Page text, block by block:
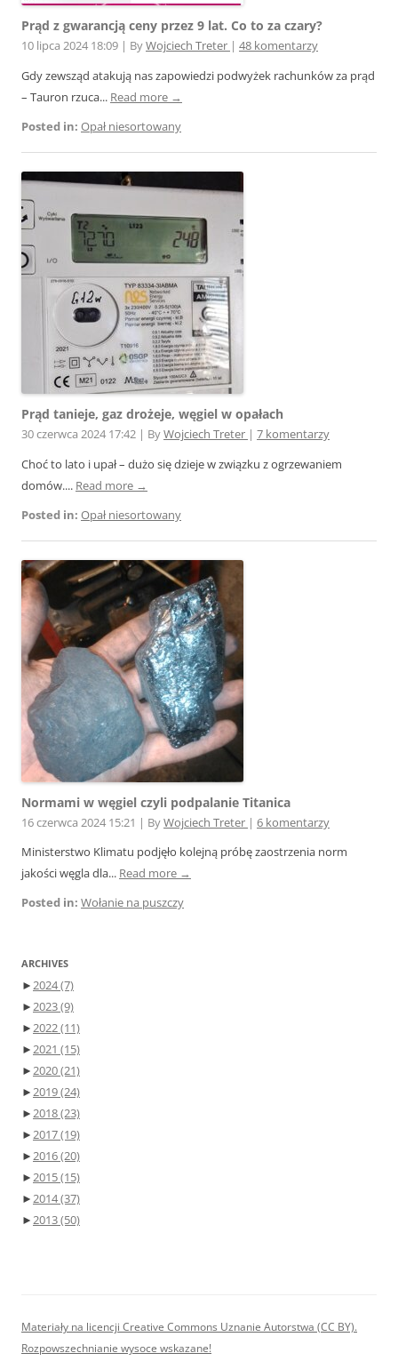
Prąd z gwarancją ceny przez 9 lat. Co to za czary?
10 lipca 2024 18:09 | ByWojciech Treter | 48 komentarzy
Gdy zewsząd atakują nas zapowiedzi podwyżek rachunków za prąd
– Tauron rzuca... Read more →
Posted in: Opał niesortowany
Prąd tanieje, gaz drożeje, węgiel w opałach
30 czerwca 2024 17:42 | ByWojciech Treter | 7 komentarzy
Choć to lato i upał – dużo się dzieje w związku z ogrzewaniem
domów.... Read more →
Posted in: Opał niesortowany
Normami w węgiel czyli podpalanie Titanica
16 czerwca 2024 15:21 | ByWojciech Treter | 6 komentarzy
Ministerstwo Klimatu podjęło kolejną próbę zaostrzenia norm
jakości węgla dla... Read more →
Posted in: Wołanie na puszczy
ARCHIVES
►2024(7)
►2023(9)
►2022(11)
►2021 (15)
►2020(21)
►2019(24)
►2018(23)
►2017(19)
►2016(20)
►2015(15)
►2014(37)
►2013(50)
Materiały na licencji Creative Commons Uznanie Autorstwa (CC BY).
Rozpowszechnianie wysoce wskazane!